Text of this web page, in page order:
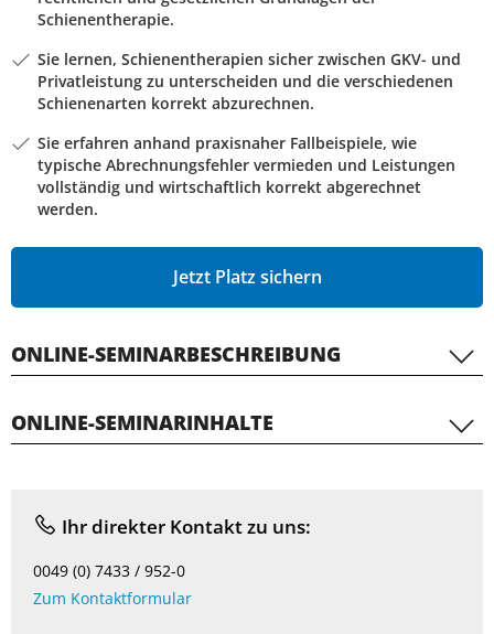
Schienentherapie.
Sie lernen, Schienentherapien sicher zwischen GKV- und
Privatleistung zu unterscheiden und die verschiedenen
Schienenarten korrekt abzurechnen.
Sie erfahren anhand praxisnaher Fallbeispiele, wie
typische Abrechnungsfehler vermieden und Leistungen
vollständig und wirtschaftlich korrekt abgerechnet
werden.
Jetzt Platz sichern
ONLINE-SEMINARBESCHREIBUNG
ONLINE-SEMINARINHALTE
Ihr direkter Kontakt zu uns:
0049 (0) 7433 / 952-0
Zum Kontaktformular